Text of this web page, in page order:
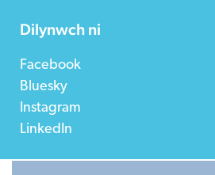
Dilynwch ni
Facebook
Bluesky
Instagram
LinkedIn